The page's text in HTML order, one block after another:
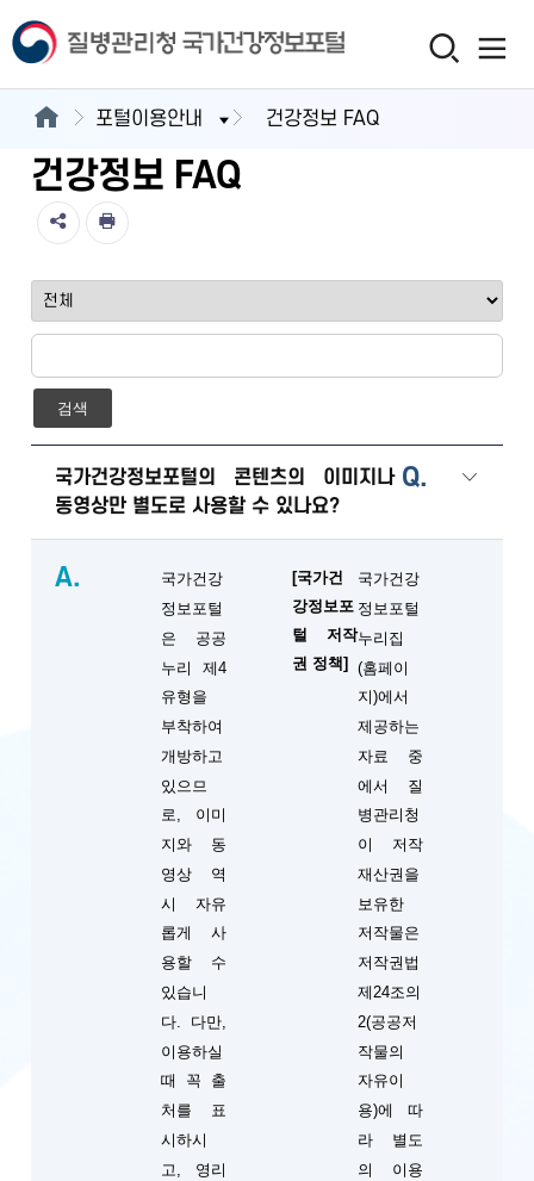
포털이용안내 건강정보 FAQ
건강정보 FAQ
검색
Q.
국가건강정보포털의 콘텐츠의 이미지나
동영상만 별도로 사용할 수 있나요?
A.
국가건강
정보포털
은 공공
누리 제4
유형을
부착하여
개방하고
있으므
로, 이미
지와 동
영상 역
시 자유
롭게 사
용할 수
있습니
다. 다만,
이용하실
때 꼭 출
처를 표
시하시
고, 영리
[국가건
강정보포
털 저작
권 정책]
국가건강
정보포털
누리집
(홈페이
지)에서
제공하는
자료 중
에서 질
병관리청
이 저작
재산권을
보유한
저작물은
저작권법
제24조의
2(공공저
작물의
자유이
용)에 따
라 별도
의 이용